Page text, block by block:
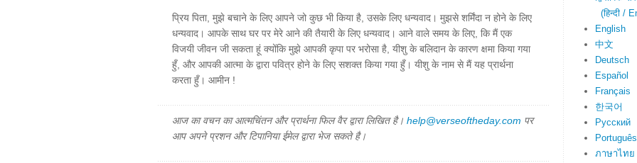
प्रिय पिता, मुझे बचाने के लिए आपने जो कुछ भी किया है, उसके लिए धन्यवाद। मुझसे शर्मिंदा न होने के लिए
धन्यवाद। आपके साथ घर पर मेरे आने की तैयारी के लिए धन्यवाद। आने वाले समय के लिए, कि मैं एक
विजयी जीवन जी सकता हूं क्योंकि मुझे आपकी कृपा पर भरोसा है, यीशु के बलिदान के कारण क्षमा किया गया
हुँ, और आपकी आत्मा के द्वारा पवित्र होने के लिए सशक्त किया गया हुँ। यीशु के नाम से मैं यह प्रार्थना
करता हुँ। आमीन !
आज का वचन का आत्मचिंतन और प्रार्थना फिल वैर द्वारा लिखित है। help@verseoftheday.com पर
आप अपने प्रशन और टिपानिया ईमेल द्वारा भेज सकते है।
(हिन्दी /
English
中文
Deutsch
Español
Français
한국어
Русский
Português
ภาษาไทย